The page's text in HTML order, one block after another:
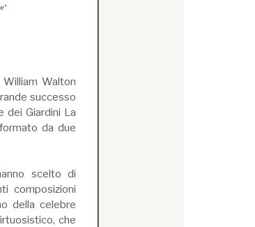
Walton
successo
dei Giardini La
da due
scelto di
composizioni
della celebre
che